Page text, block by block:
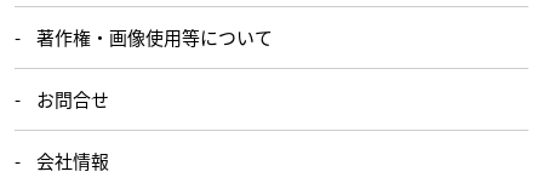
著作権・画像使用等について
お問合せ
会社情報